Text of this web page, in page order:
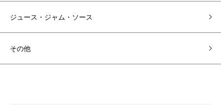
ジュース・ジャム・ソース
その他